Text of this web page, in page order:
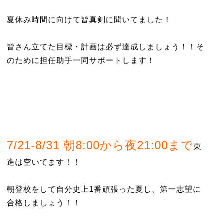
夏休み時間に向けて皆真剣に聞いてました！
皆さん立てた目標・計画は必ず達成しましょう！！そ
のために担任助手一同サポートします！
7/21-8/31 朝8:00から夜21:00まで東
進は空いてます！！
朝登校をして自分史上1番頑張った夏し、第一志望に
合格しましょう！！